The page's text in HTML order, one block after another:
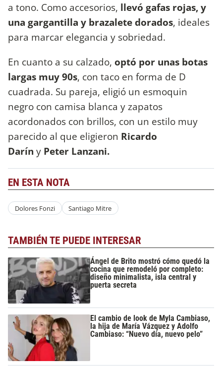
a tono. Como accesorios, llevó gafas rojas, y
una gargantilla y brazalete dorados, ideales
para marcar elegancia y sobriedad.
En cuanto a su calzado, optó por unas botas
largas muy 90s, con taco en forma de D
cuadrada. Su pareja, eligió un esmoquin
negro con camisa blanca y zapatos
acordonados con brillos, con un estilo muy
parecido al que eligieron Ricardo
Darín y Peter Lanzani.
EN ESTA NOTA
Dolores Fonzi Santiago Mitre
TAMBIÉN TE PUEDE INTERESAR
Ángel de Brito mostró cómo quedó la
cocina que remodeló por completo:
diseño minimalista, isla central y
puerta secreta
El cambio de look de Myla Cambiaso,
la hija de María Vázquez y Adolfo
Cambiaso: “Nuevo día, nuevo pelo”